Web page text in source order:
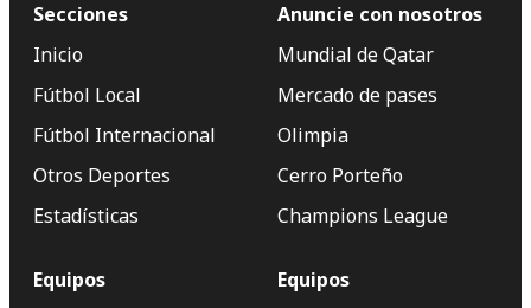
Secciones
Inicio
Fútbol Local
Fútbol Internacional
Otros Deportes
Estadísticas
Anuncie con nosotros
Mundial de Qatar
Mercado de pases
Olimpia
Cerro Porteño
Champions League
Equipos
Equipos